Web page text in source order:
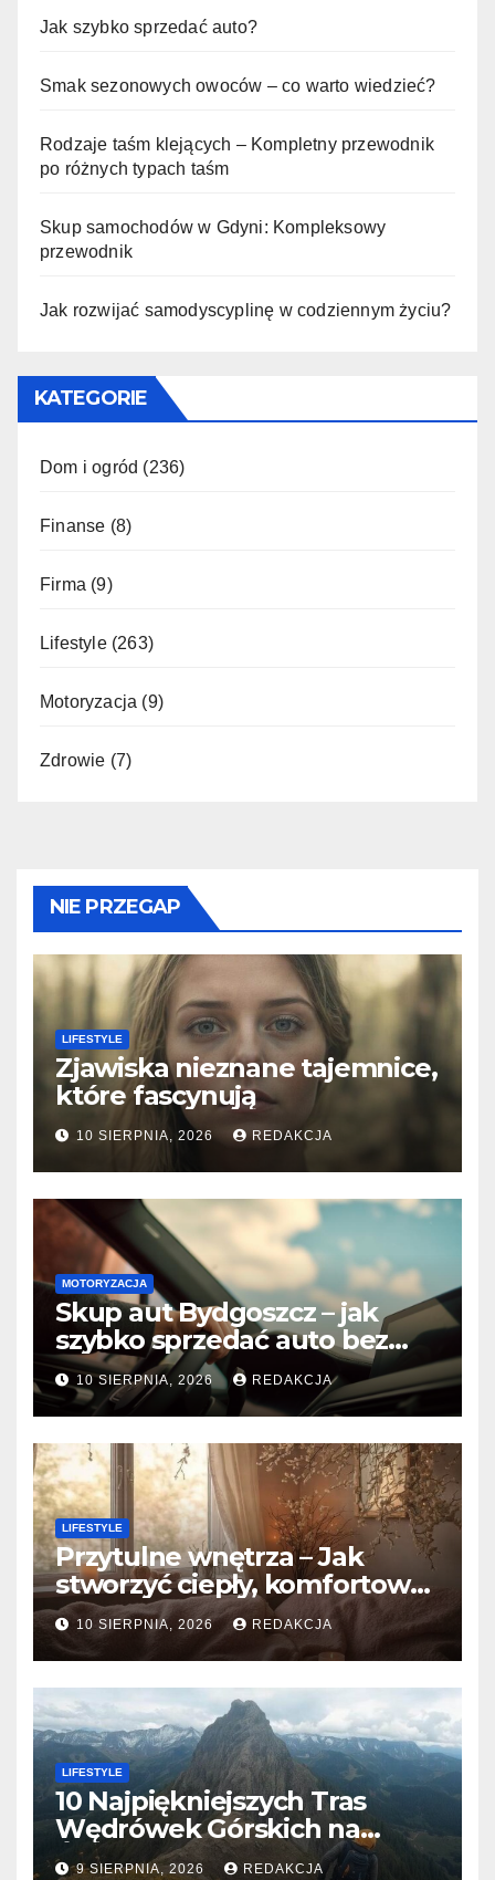
Jak szybko sprzedać auto?
Smak sezonowych owoców – co warto wiedzieć?
Rodzaje taśm klejących – Kompletny przewodnik
po różnych typach taśm
Skup samochodów w Gdyni: Kompleksowy
przewodnik
Jak rozwijać samodyscyplinę w codziennym życiu?
KATEGORIE
Dom i ogród (236)
Finanse (8)
Firma (9)
Lifestyle(263)
Motoryzacja (9)
Zdrowie (7)
NIE PRZEGAP
LIFESTYLE
Zjawiska nieznane tajemnice,
które fascynują
10 SIERPNIA, 2026 REDAKCJA
MOTORYZACJA
Skup aut Bydgoszcz – jak
szybko sprzedać auto bez
względu na stan?
10 SIERPNIA, 2026 REDAKCJA
LIFESTYLE
Przytulne wnętrza – Jak
stworzyć ciepły, komfortowy
dom?
10 SIERPNIA, 2026 REDAKCJA
LIFESTYLE
10 Najpiękniejszych Tras
Wędrówek Górskich na
Świecie
9 SIERPNIA, 2026 REDAKCJA